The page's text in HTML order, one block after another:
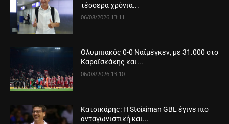
τέσσερα χρόνια...
06/08/2026 13:11
Ολυμπιακός 0-0 Ναϊμέγκεν, με 31.000 στο
Καραϊσκάκης και...
06/08/2026 13:10
Κατσικάρης: Η Stoiximan GBL έγινε πιο
ανταγωνιστική και...